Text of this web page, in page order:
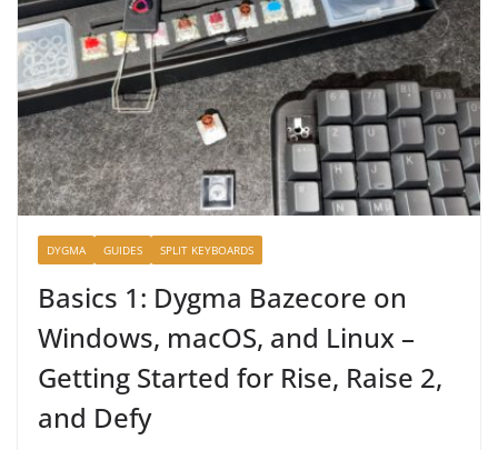
DYGMA GUIDES SPLIT KEYBOARDS
Basics 1: Dygma Bazecore on
Windows, macOS, and Linux –
Getting Started for Rise, Raise 2,
and Defy